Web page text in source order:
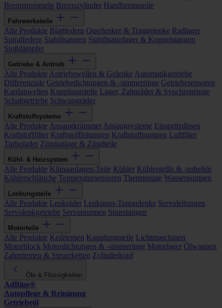
Bremstrommeln Bremszylinder Handbremsseile
Fahrwerksteile
Alle Produkte Blattfedern Querlenker & Traggelenke Radlager
Spiralfedern Stabilisatoren Stabilisatorlager & Koppelstangen
Stoßdämpfer
Getriebe & Antrieb
Alle Produkte Antriebswellen & Gelenke Automatikgetriebe
Differenziale Getriebedichtungen & -simmerringe Getriebesensoren
Kardanwellen Kupplungsteile Lager, Zahnräder & Synchronringe
Schaltgetriebe Schwungräder
Kraftstoffsysteme
Alle Produkte Ansaugkrümmer Ansaugsysteme Einspritzdüsen
Kraftstofffilter Kraftstoffleitungen Kraftstoffpumpen Luftfilter
Turbolader Zündanlage & Zündteile
Kühl- & Heizsystem
Alle Produkte Klimaanlagen-Teile Kühler Kühlergrills & -zubehör
Kühlerschläuche Temperatursensoren Thermostate Wasserpumpen
Lenkungsteile
Alle Produkte Lenkräder Lenkungs-Traggelenke Servoleitungen
Servolenkgetriebe Servopumpen Spurstangen
Motorteile
Alle Produkte Keilriemen Kupplungsteile Lichtmaschinen
Motorblock Motordichtungen & -simmeringe Motorlager Ölwannen
Zahnriemen & Steuerketten Zylinderkopf
Öle & Flüssigkeiten
AdBlue®
Autopflege & Reinigung
Getriebeöl